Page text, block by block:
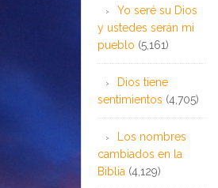
Yo seré su Dios
y ustedes serán mi
pueblo (5,161)
Dios tiene
sentimientos (4,705)
Los nombres
cambiados en la
Biblia (4,129)